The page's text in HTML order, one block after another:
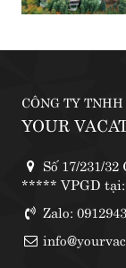
CÔNG TY
YOUR
Số 17/231/
***** VPGD tại:
Zalo: